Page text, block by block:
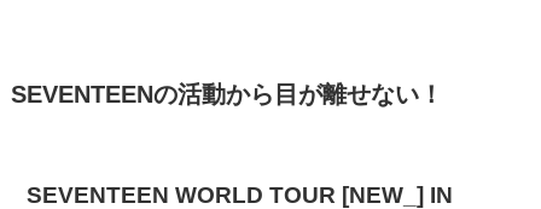
SEVENTEENの活動から目が離せない！
SEVENTEEN WORLD TOUR [NEW_] IN